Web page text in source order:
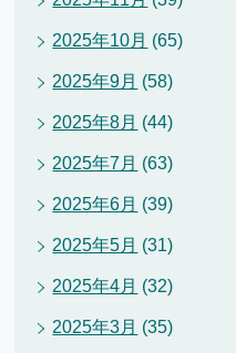
2025年10月 (65)
2025年9月 (58)
2025年8月 (44)
2025年7月 (63)
2025年6月 (39)
2025年5月 (31)
2025年4月 (32)
2025年3月 (35)